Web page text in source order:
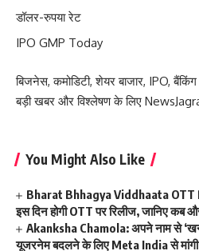
डॉलर-रुपया रेट
IPO GMP Today
बिजनेस, कमोडिटी, शेयर बाजार, IPO,
बड़ी खबर और विश्लेषण के लिए
You Might Also Like
Bharat Bhhagya Viddhaata OTT
इस दिन होगी OTT पर रिलीज, जानिए कब
Akanksha Chamola: अपने नाम से
यूजरनेम बदलने के लिए Meta India से